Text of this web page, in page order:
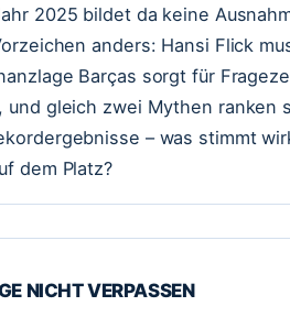
2025 bildet da keine
anders: Hansi Flick
Barças sorgt für
und gleich zwei Mythen ranken
– was stimmt
dem Platz?
NICHT VERPASSEN